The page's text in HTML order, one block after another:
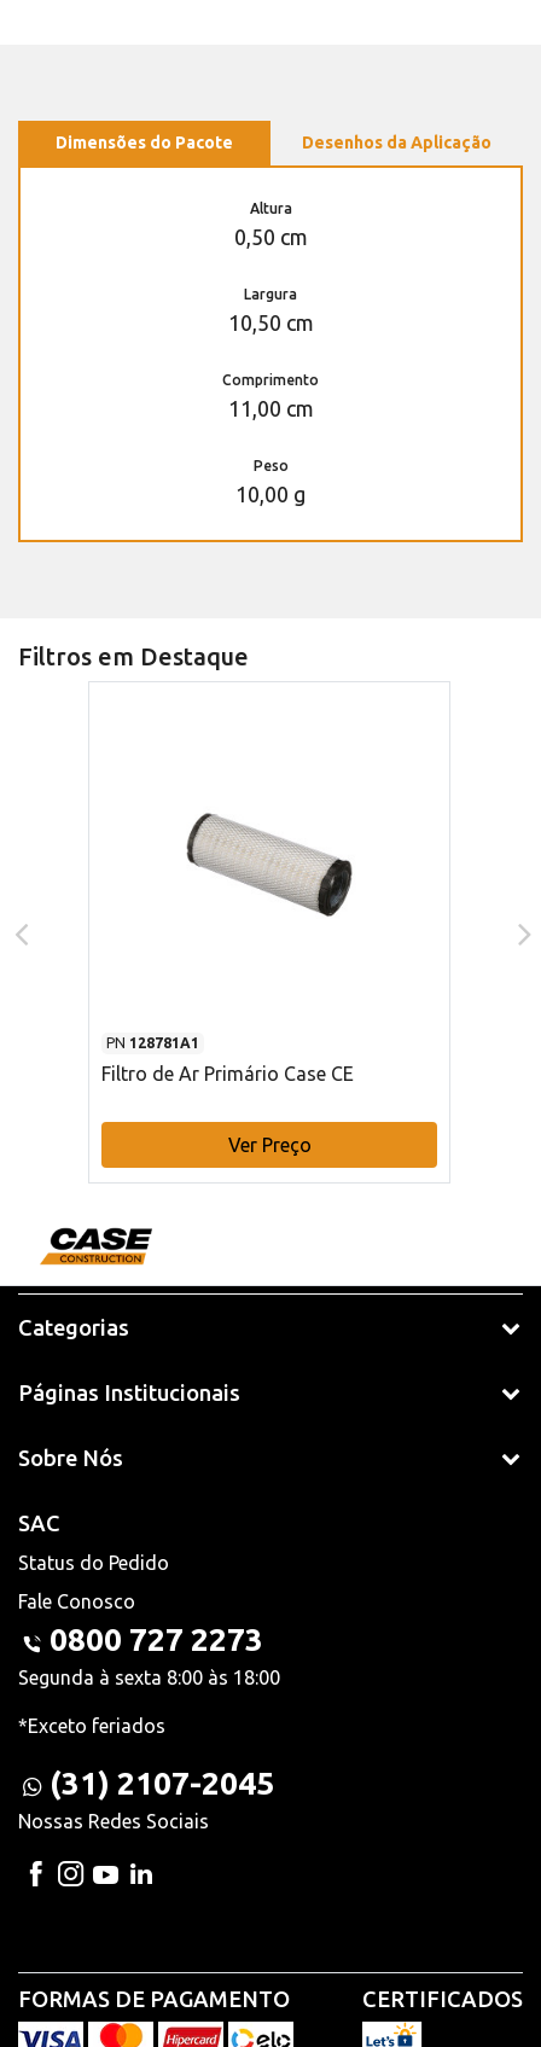
Dimensões do Pacote Desenhos da Aplicação
Altura
0,50 cm
Largura
10,50 cm
Comprimento
11,00 cm
Peso
10,00 g
Filtros em Destaque
PN 128781A1
Filtro de Ar Primário Case CE
Ver Preço
Categorias
Páginas Institucionais
Sobre Nós
SAC
Status do Pedido
Fale Conosco
0800 727 2273
Segunda à sexta 8:00 às 18:00
*Exceto feriados
(31) 2107-2045
Nossas Redes Sociais
FORMAS DE PAGAMENTO CERTIFICADOS